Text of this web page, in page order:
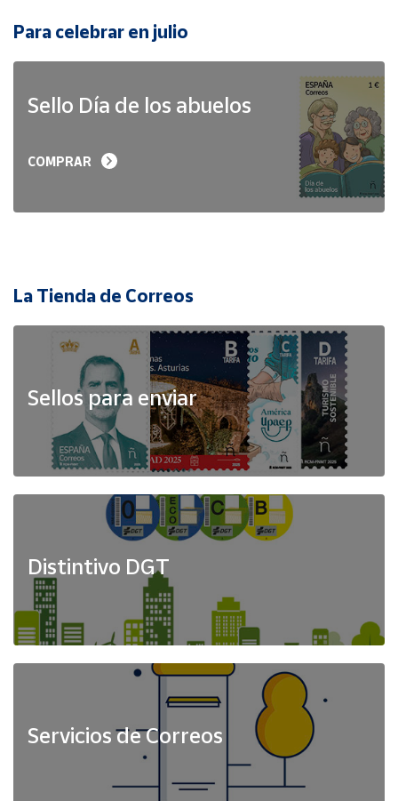
Para celebrar en julio
Sello Día de los abuelos
COMPRAR
La Tienda de Correos
Sellos para enviar
Distintivo DGT
Servicios de Correos